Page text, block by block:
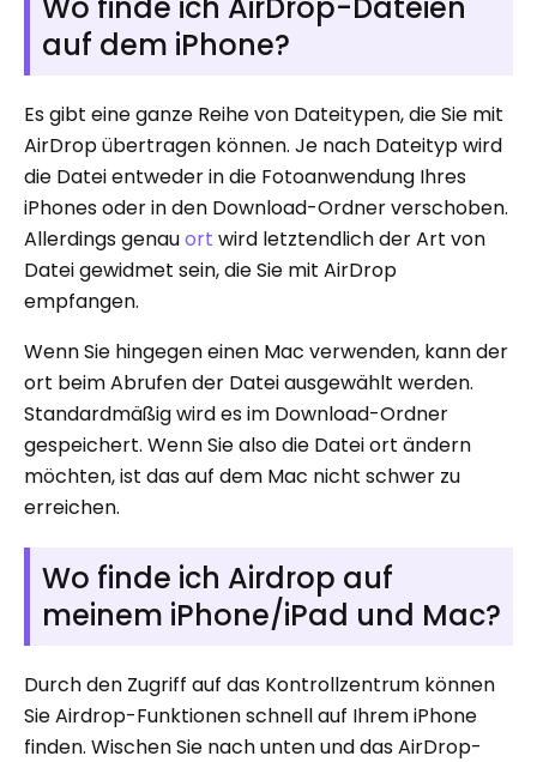
auf dem iPhone?
Es gibt eine ganze Reihe von Dateitypen, die Sie mit
AirDrop übertragen können. Je nach Dateityp wird
die Datei entweder in die Fotoanwendung Ihres
iPhones oder in den Download-Ordner verschoben.
Allerdings genauort wird letztendlich der Art von
Datei gewidmet sein, die Sie mit AirDrop
empfangen.
Wenn Sie hingegen einen Mac verwenden, kann der
ort beim Abrufen der Datei ausgewählt werden.
Standardmäßig wird es im Download-Ordner
gespeichert. Wenn Sie also die Datei ort ändern
möchten, ist das auf dem Mac nicht schwer zu
erreichen.
Wo finde ich Airdrop auf
meinem iPhone/iPad und Mac?
Durch den Zugriff auf das Kontrollzentrum können
Sie Airdrop-Funktionen schnell auf Ihrem iPhone
finden. Wischen Sie nach unten und das AirDrop-